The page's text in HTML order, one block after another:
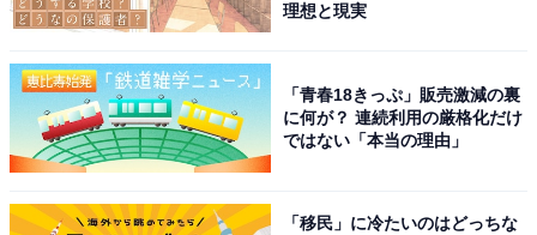
理想と現実
「青春18きっぷ」販売激減の裏
に何が？ 連続利用の厳格化だけ
ではない「本当の理由」
「移民」に冷たいのはどっちな